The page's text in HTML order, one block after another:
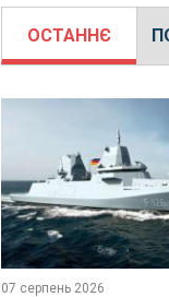
ОСТАННЄ
07 серпень 2026